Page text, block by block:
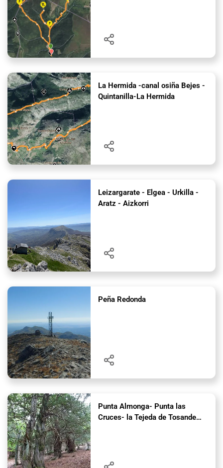
La Hermida -canal osiña Bejes -
Quintanilla-La Hermida
Leizargarate - Elgea - Urkilla -
Aratz - Aizkorri
Peña Redonda
Punta Almonga- Punta las
Cruces- la Tejeda de Tosande